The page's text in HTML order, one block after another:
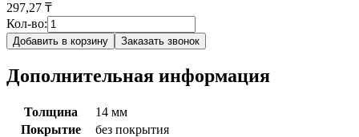
297,27 ₸
Кол-во:
Добавить в корзину Заказать звонок
Дополнительная информация
Толщина
14 мм
Покрытие
без покрытия